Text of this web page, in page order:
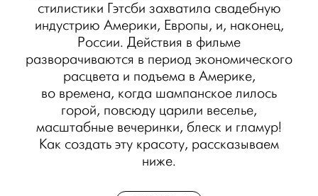
стилистики Гэтсби захватила свадебную
индустрию Америки, Европы, и, наконец,
России. Действия в фильме
разворачиваются в период экономического
расцвета и подъема в Америке,
во времена, когда шампанское лилось
горой, повсюду царили веселье,
масштабные вечеринки, блеск и гламур!
Как создать эту красоту, рассказываем
ниже.